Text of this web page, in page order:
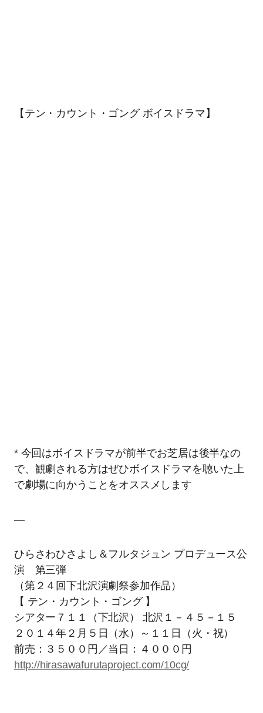
【テン・カウント・ゴング ボイスドラマ】
* 今回はボイスドラマが前半でお芝居は後半なの
で、観劇される方はぜひボイスドラマを聴いた上
で劇場に向かうことをオススメします
—
ひらさわひさよし＆フルタジュン プロデュース公
演 第三弾
（第２４回下北沢演劇祭参加作品）
【 テン・カウント・ゴング 】
シアター７１１（下北沢） 北沢１－４５－１５
２０１４年２月５日（水）～１１日（火・祝）
前売：３５００円／当日：４０００円
http://hirasawafurutaproject.com/10cg/